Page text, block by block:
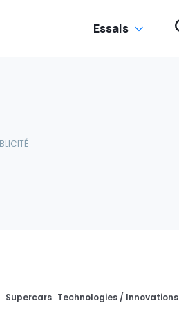
Essais
Supercars Technologies / Innovations